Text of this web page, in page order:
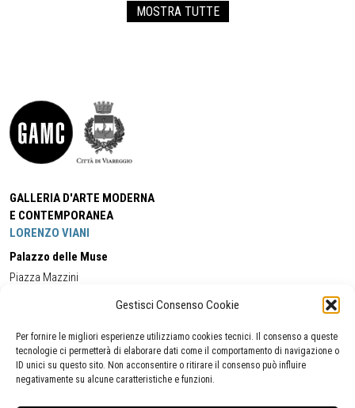
Gestisci Consenso Cookie
Per fornire le migliori esperienze utilizziamo cookies tecnici. Il consenso a queste
tecnologie ci permetterà di elaborare dati come il comportamento di navigazione o
ID unici su questo sito. Non acconsentire o ritirare il consenso può influire
negativamente su alcune caratteristiche e funzioni.
MOSTRA TUTTE
GALLERIA D'ARTE MODERNA
E CONTEMPORANEA
LORENZO VIANI
Palazzo delle Muse
Piazza Mazzini
Cell:+39 338 5714978 (orario apertura Galleria)
Tel:
+39 0584 944580
(orario 09.00/13.00)
Email:gamc@comune.viareggio.lu.it